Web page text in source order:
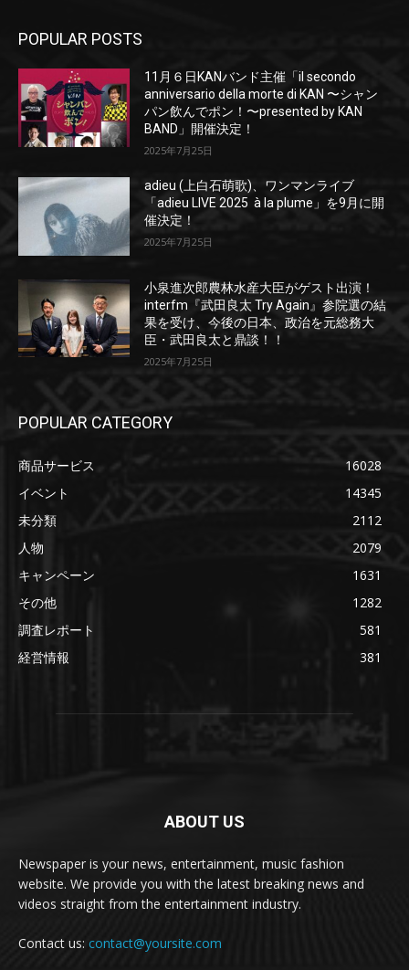
POPULAR POSTS
11月６日KANバンド主催「il secondo
anniversario della morte di KAN 〜シャン
パン飲んでポン！〜presented by KAN
BAND」開催決定！
2025年7月25日
adieu (上白石萌歌)、ワンマンライブ
「adieu LIVE 2025 à la plume」を9月に開
催決定！
2025年7月25日
小泉進次郎農林水産大臣がゲスト出演！
interfm『武田良太 Try Again』参院選の結
果を受け、今後の日本、政治を元総務大
臣・武田良太と鼎談！！
2025年7月25日
POPULAR CATEGORY
商品サービス
16028
イベント
14345
未分類
2112
人物
2079
キャンペーン
1631
その他
1282
調査レポート
581
経営情報
381
ABOUT US
Newspaper is your news, entertainment, music fashion
website. We provide you with the latest breaking news and
videos straight from the entertainment industry.
Contact us: contact@yoursite.com